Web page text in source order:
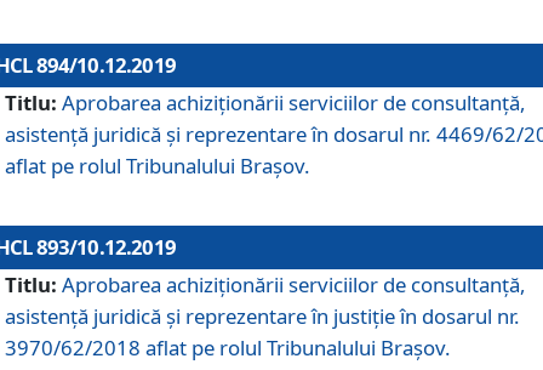
894/10.12.2019
Titlu: Aprobarea achiziţionării serviciilor de consultanţă,
asistenţă juridică şi reprezentare în dosarul nr. 4469/62/
aflat pe rolul Tribunalului Braşov.
893/10.12.2019
Titlu: Aprobarea achiziţionării serviciilor de consultanţă,
asistenţă juridică şi reprezentare în justiţie în dosarul nr.
3970/62/2018 aflat pe rolul Tribunalului Braşov.